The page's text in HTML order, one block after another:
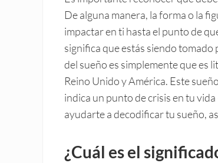
De alguna manera, la forma o la
impactar en ti hasta el punto de
significa que estás siendo
del sueño es simplemente que es
Reino Unido y América. Este
indica un punto de crisis en tu
ayudarte a decodificar tu sueño,
¿Cuál es el